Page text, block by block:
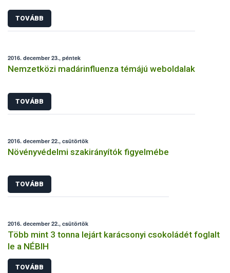
TOVÁBB
2016. december 23., péntek
Nemzetközi madárinfluenza témájú weboldalak
TOVÁBB
2016. december 22., csütörtök
Növényvédelmi szakirányítók figyelmébe
TOVÁBB
2016. december 22., csütörtök
Több mint 3 tonna lejárt karácsonyi csokoládét foglalt
le a NÉBIH
TOVÁBB